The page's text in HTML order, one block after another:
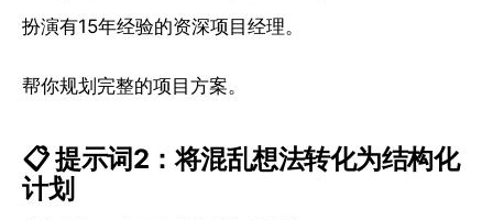
扮演有15年经验的资深项目经理。
帮你规划完整的项目方案。
📋 提示词2：将混乱想法转化为结构化
计划